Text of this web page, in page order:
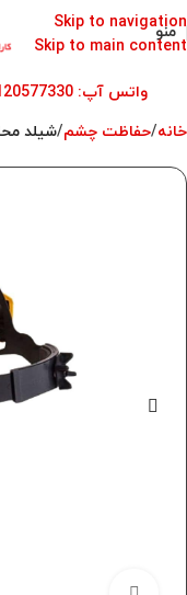
Skip to navigation
Skip to main content
منو
واتس آپ: 09120577330
خانه حفاظت چشم شیلد